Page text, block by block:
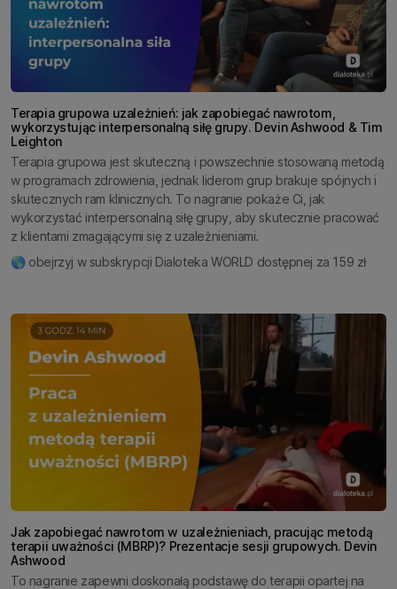
Terapia grupowa uzależnień: jak zapobiegać nawrotom,
wykorzystując interpersonalną siłę grupy. Devin Ashwood & Tim
Leighton
Terapia grupowa jest skuteczną i powszechnie stosowaną metodą
w programach zdrowienia, jednak liderom grup brakuje spójnych i
skutecznych ram klinicznych. To nagranie pokaże Ci, jak
wykorzystać interpersonalną siłę grupy, aby skutecznie pracować
z klientami zmagającymi się z uzależnieniami.
🌎 obejrzyj w subskrypcji Dialoteka WORLD dostępnej za 159 zł
Jak zapobiegać nawrotom w uzależnieniach, pracując metodą
terapii uważności (MBRP)? Prezentacje sesji grupowych. Devin
Ashwood
To nagranie zapewni doskonałą podstawę do terapii opartej na